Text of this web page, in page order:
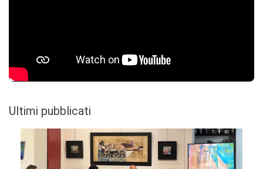
Ultimi pubblicati